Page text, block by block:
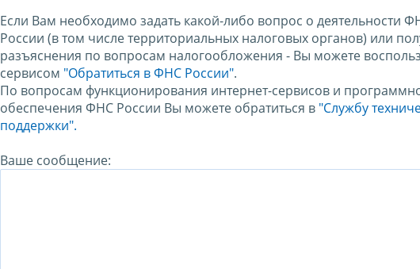
Если Вам необходимо задать какой-либо вопрос о деятельности
России (в том числе территориальных налоговых органов) или
разъяснения по вопросам налогообложения - Вы можете
сервисом "Обратиться в ФНС России".
По вопросам функционирования интернет-сервисов и
обеспечения ФНС России Вы можете обратиться в "Службу
поддержки".
Ваше сообщение: